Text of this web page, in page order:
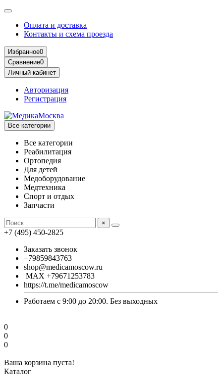
Оплата и доставка
Контакты и схема проезда
Избранное0
Сравнение0
Личный кабинет
Авторизация
Регистрация
Все категории
Все категории
Реабилитация
Ортопедия
Для детей
Медоборудование
Mедтехника
Спорт и отдых
Запчасти
×
+7 (495) 450-2825
Заказать звонок
+79859843763
shop@medicamoscow.ru
MAX +79671253783
https://t.me/medicamoscow
Работаем с 9:00 до 20:00. Без выходных
0
0
0
Ваша корзина пуста!
Каталог